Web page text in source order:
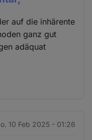
auf die inhärente
ganz gut
adäquat
10 Feb 2025 - 01:26